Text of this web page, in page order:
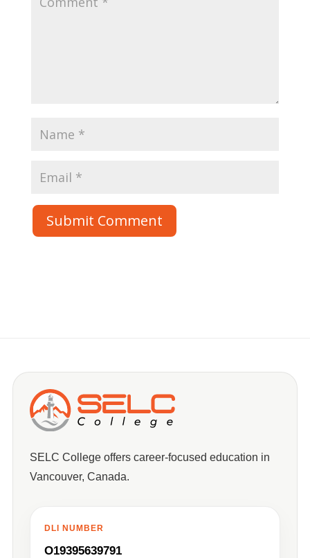
Submit Comment
SELC College offers career-focused education in
Vancouver, Canada.
DLI NUMBER
O19395639791